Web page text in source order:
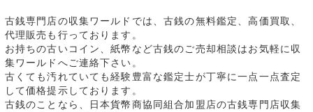
古銭専門店の収集ワールドでは、古銭の無料鑑定、高価買取、
代理販売も行っております。
お持ちの古いコイン、紙幣など古銭のご売却相談はお気軽に収
集ワールドへご連絡下さい。
古くても汚れていても経験豊富な鑑定士が丁寧に一点一点査定
して価格提示しております。
古銭のことなら、日本貨幣商協同組合加盟店の古銭専門店収集